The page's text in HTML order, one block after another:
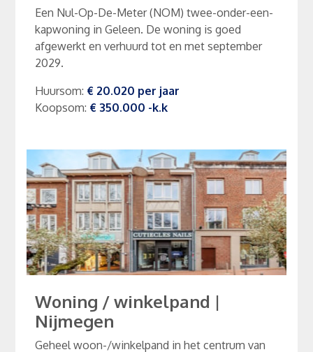
Een Nul-Op-De-Meter (NOM) twee-onder-een-
kapwoning in Geleen. De woning is goed
afgewerkt en verhuurd tot en met september
2029.
Huursom: € 20.020 per jaar
Koopsom: € 350.000 -k.k
Woning / winkelpand |
Nijmegen
Geheel woon-/winkelpand in het centrum van